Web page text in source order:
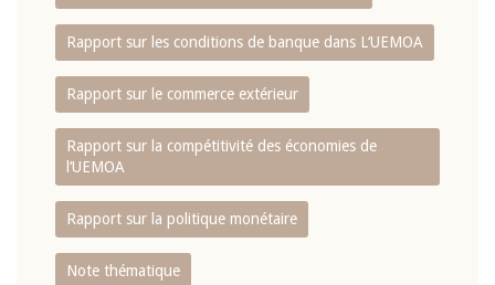
Rapport sur les conditions de banque dans L‘UEMOA
Rapport sur le commerce extérieur
Rapport sur la compétitivité des économies de
l‘UEMOA
Rapport sur la politique monétaire
Note thématique